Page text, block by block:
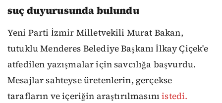
suç duyurusunda bulundu
Yeni Parti İzmir Milletvekili Murat Bakan,
tutuklu Menderes Belediye Başkanı İlkay Çiçek'e
atfedilen yazışmalar için savcılığa başvurdu.
Mesajlar sahteyse üretenlerin, gerçekse
tarafların ve içeriğin araştırılmasınıistedi.